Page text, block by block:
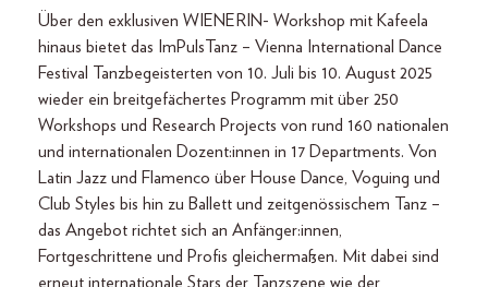
Über den exklusiven WIENERIN- Workshop mit Kafeela
hinaus bietet das ImPulsTanz – Vienna International Dance
Festival Tanzbegeisterten von 10. Juli bis 10. August 2025
wieder ein breitgefächertes Programm mit über 250
Workshops und Research Projects von rund 160 nationalen
und internationalen Dozent:innen in 17 Departments. Von
Latin Jazz und Flamenco über House Dance, Voguing und
Club Styles bis hin zu Ballett und zeitgenössischem Tanz –
das Angebot richtet sich an Anfänger:innen,
Fortgeschrittene und Profis gleichermaßen. Mit dabei sind
erneut internationale Stars der Tanzszene wie der